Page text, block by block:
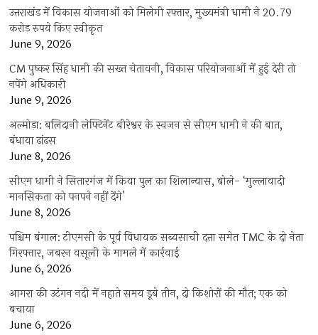
उत्तराखंड में विकास योजनाओं को मिलेगी रफ्तार, मुख्यमंत्री धामी ने 20.79
करोड़ रुपये किए स्वीकृत
June 9, 2026
CM पुष्कर सिंह धामी की सख्त चेतावनी, विकास परियोजनाओं में हुई देरी तो
नपेंगे अधिकारी
June 9, 2026
अल्मोड़ा: बलिदानी लेफ्टिनेंट बीरेश्वर के स्वजन से सीएम धामी ने की बात,
बंधाया ढांढस
June 8, 2026
सीएम धामी ने सितारगंज में किया पुल का शिलान्यास, बोले- ‘मुल्लावादी
मानसिकता को पनपने नहीं देंगे’
June 8, 2026
पश्चिम बंगाल: टीएमसी के पूर्व विधायक सब्यसाची दत्ता समेत TMC के दो नेता
गिरफ्तार, जबरन वसूली के मामले में कार्रवाई
June 6, 2026
आगरा की उटंगन नदी में नहाते समय डूबे तीन, दो किशोरों की मौत; एक को
बचाया
June 6, 2026